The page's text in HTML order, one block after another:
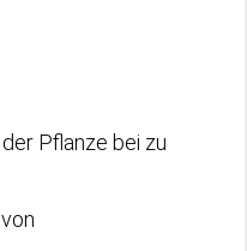
Pflanze bei zu